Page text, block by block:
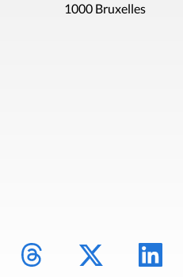
1000 Bruxelles